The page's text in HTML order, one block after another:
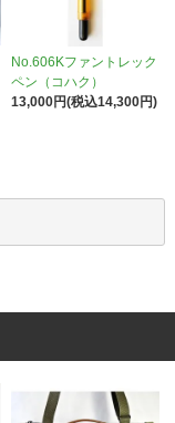
No.606Kファントレック
ペン（コハク）
13,000円(税込14,300円)